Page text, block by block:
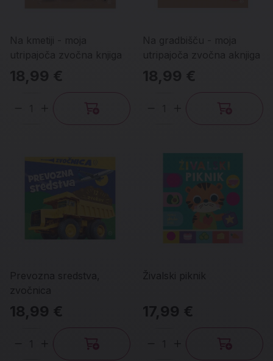
Na kmetiji - moja
utripajoča zvočna knjiga
18,99 €
Količina
Na gradbišču - moja
utripajoča zvočna aknjiga
18,99 €
Količina
Prevozna sredstva,
zvočnica
18,99 €
Količina
Živalski piknik
17,99 €
Količina